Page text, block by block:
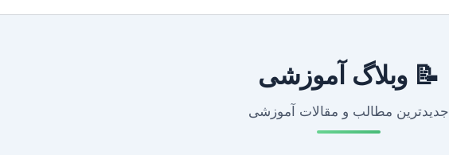
📝 وبلاگ آموزشی
جدیدترین مطالب و مقالات آموزشی